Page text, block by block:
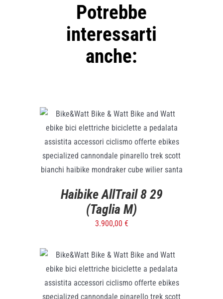
Potrebbe
interessarti
anche:
ADD TO CART / DETTAGLI
Haibike AllTrail 8 29
(Taglia M)
3.900,00 €
ADD TO CART / DETTAGLI